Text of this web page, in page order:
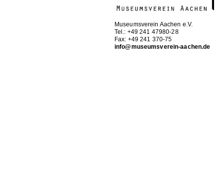
Museumsverein Aachen e.V.
Tel.: +49 241 47980-28
Fax: +49 241 370-75
info@museumsverein-aachen.de